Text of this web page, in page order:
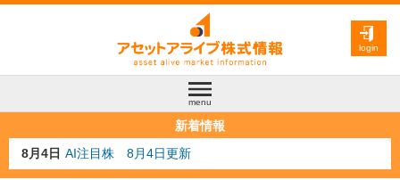
login
menu
新着情報
8月4日 AI注目株 8月4日更新
8月3日 人気業種注目株 8月3日更新
8月2日 金融注目株 8月2日更新